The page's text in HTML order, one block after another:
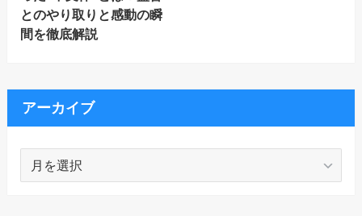
とのやり取りと感動の瞬
間を徹底解説
アーカイブ